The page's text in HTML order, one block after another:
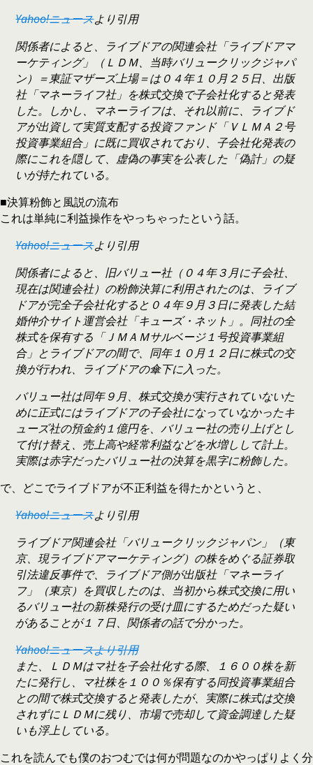
Yahoo!ニュースより引用
関係者によると、ライブドアの関連会社「ライブドアマ
ーケティング」（ＬＤＭ、当時バリュークリックジャパ
ン）＝東証マザーズ上場＝は０４年１０月２５日、出版
社「マネーライフ社」を株式交換で子会社化すると発表
した。しかし、マネーライフは、それ以前に、ライブド
アが出資して実質支配する投資ファンド「ＶＬＭＡ２号
投資事業組合」に既に買収されており、子会社化発表の
際にこれを隠して、虚偽の事実を公表した「偽計」の疑
いが持たれている。
■決算粉飾と風説の流布
これは単純に利益操作をやっちゃったという話。
Yahoo!ニュースより引用
関係者によると、旧バリュー社（０４年３月に子会社、
現在は関連会社）の粉飾決算に利用されたのは、ライブ
ドアが完全子会社化すると０４年９月３日に発表した結
婚仲介サイト運営会社「キューズ・ネット」。同社の全
株式を保有する「ＪＭＡＭサルベージ１号投資事業組
合」とライブドアの間で、同年１０月１２日に株式の交
換が行われ、ライブドアの傘下に入った。
バリュー社は同年９月、株式交換が実行されていないた
めに正式にはライブドアの子会社になっていなかったキ
ューズ社の預金約１億円を、バリュー社の売り上げとし
て付け替え、売上高や経常利益などを水増しして計上。
実際は赤字だったバリュー社の決算を黒字に粉飾した。
で、どこでライブドアが不正利益を得たかというと、
Yahoo!ニュースより引用
ライブドア関連会社「バリュークリックジャパン」（東
京、現ライブドアマーケティング）の株をめぐる証券取
引法違反事件で、ライブドア側が出版社「マネーライ
フ」（東京）を買収したのは、当初から株式交換に用い
るバリュー社の新株発行の受け皿にするためだった疑い
があることが１７日、関係者の話で分かった。
Yahoo!ニュースより引用
また、ＬＤＭはマ社を子会社化する際、１６００株を新
たに発行し、マ社株を１００％保有する同投資事業組合
との間で株式交換すると発表したが、実際に株式は交換
されずにＬＤＭに残り、市場で売却して資金調達した疑
いも浮上している。
これを読んでも僕のおつむでは何が問題なのかやっぱりよく分